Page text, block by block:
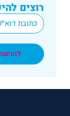
רוצים
Email
*